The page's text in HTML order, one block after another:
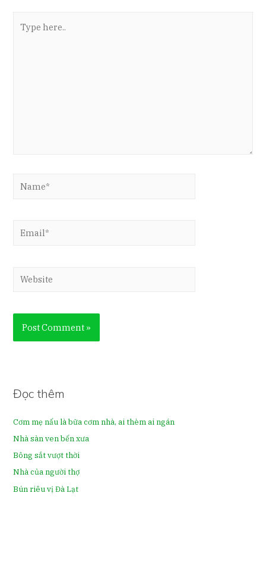
Đọc thêm
Cơm mẹ nấu là bữa cơm nhà, ai thèm ai ngán
Nhà sàn ven bến xưa
Bông sắt vượt thời
Nhà của người thợ
Bún riêu vị Đà Lạt